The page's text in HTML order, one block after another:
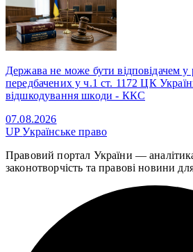
Держава не може бути відповідачем у
передбачених у ч.1 ст. 1172 ЦК
відшкодування шкоди - ККС
07.08.2026
UPУкраїнське право
Правовий портал України —
законотворчість та правові новини